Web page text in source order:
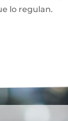
lo regulan.